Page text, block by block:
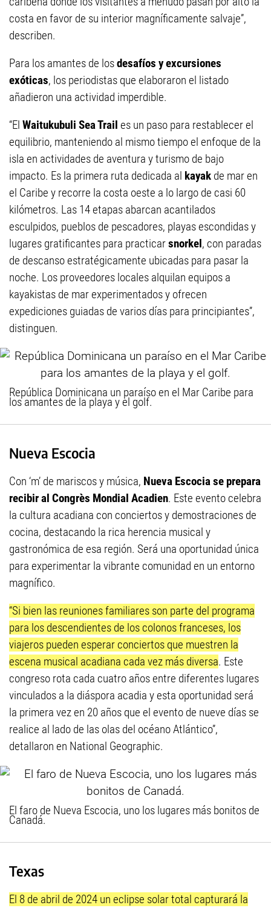
costa en favor de su interior magníficamente salvaje”,
describen.
Para los amantes de losdesafíos y excursiones
exóticas, los periodistas que elaboraron el listado
añadieron una actividad imperdible.
“El Waitukubuli Sea Trail es un paso para restablecer el
equilibrio, manteniendo al mismo tiempo el enfoque de la
isla en actividades de aventura y turismo de bajo
impacto. Es la primera ruta dedicada al kayak de mar en
el Caribe y recorre la costa oeste a lo largo de casi 60
kilómetros. Las 14 etapas abarcan acantilados
esculpidos, pueblos de pescadores, playas escondidas y
lugares gratificantes para practicarsnorkel, con paradas
de descanso estratégicamente ubicadas para pasar la
noche. Los proveedores locales alquilan equipos a
kayakistas de mar experimentados y ofrecen
expediciones guiadas de varios días para principiantes”,
distinguen.
República Dominicana un paraíso en el Mar Caribe para
los amantes de la playa y el golf.
Nueva Escocia
Con ‘m’ de mariscos y música, Nueva Escocia se prepara
recibir al Congrès Mondial Acadien. Este evento celebra
la cultura acadiana con conciertos y demostraciones de
cocina, destacando la rica herencia musical y
gastronómica de esa región. Será una oportunidad única
para experimentar la vibrante comunidad en un entorno
magnífico.
“Si bien las reuniones familiares son parte del programa
para los descendientes de los colonos franceses, los
viajeros pueden esperar conciertos que muestren la
escena musical acadiana cada vez más diversa. Este
congreso rota cada cuatro años entre diferentes lugares
vinculados a la diáspora acadia y esta oportunidad será
la primera vez en 20 años que el evento de nueve días se
realice al lado de las olas del océano Atlántico”,
detallaron en National Geographic.
El faro de Nueva Escocia, uno los lugares más bonitos de
Canadá.
Texas
El 8 de abril de 2024 un eclipse solar total capturará la